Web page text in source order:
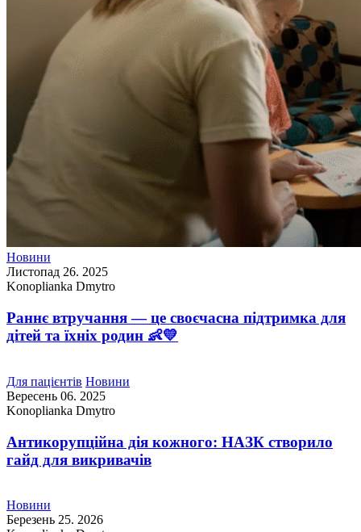
Новини
Листопад 26. 2025
Konoplianka Dmytro
Раннє втручання — це своєчасна підтримка для
дітей та їхніх родин 👶💛
Для пацієнтів Новини
Вересень 06. 2025
Konoplianka Dmytro
Антикорупційна дія кожного: НАЗК створило
гайд для викривачів
Новини
Березень 25. 2026